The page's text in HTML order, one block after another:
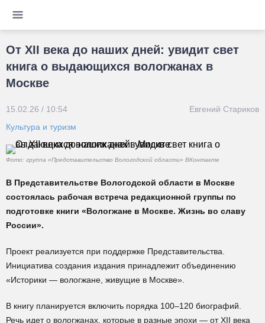
От XII века до наших дней: увидит свет
книга о выдающихся вологжанах в
Москве
15.02.26 / 10:54
Евгений Стариков
Культура и туризм
Фото: группа «Представительство Вологодской области» ВКонтакте
В Представительстве Вологодской области в Москве
состоялась рабочая встреча редакционной группы по
подготовке книги «Вологжане в Москве. Жизнь во славу
России».
Проект реализуется при поддержке Представительства.
Инициатива создания издания принадлежит объединению
«Историки — вологжане, живущие в Москве».
В книгу планируется включить порядка 100–120 биографий.
Речь идет о вологжанах, которые в разные эпохи — от XII века